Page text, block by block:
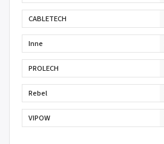
CABLETECH
Inne
PROLECH
Rebel
VIPOW